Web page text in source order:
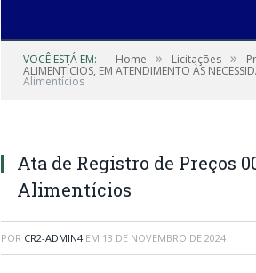
VOCÊ ESTÁ EM: Home » Licitações »
ALIMENTÍCIOS, EM ATENDIMENTO ÀS
Alimentícios
Ata de Registro de Preços
Alimentícios
POR CR2-ADMIN4 EM 13 DE NOVEMBRO DE 2024